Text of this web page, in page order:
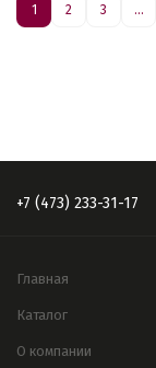
1 2 3 ...
+7 (473) 233-31-17
Главная
Каталог
О компании